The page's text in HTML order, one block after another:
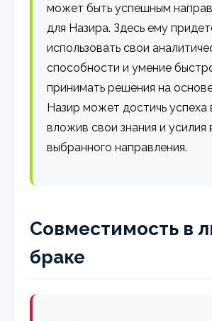
может быть успешным
для Назира. Здесь ему
использовать свои
способности и умение
принимать решения на
Назир может достичь успеха
вложив свои знания и усилия
выбранного направления.
Совместимость в
браке